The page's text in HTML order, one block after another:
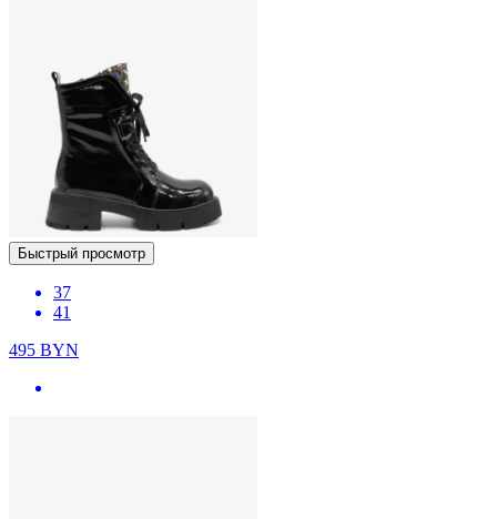
Быстрый просмотр
37
41
495 BYN